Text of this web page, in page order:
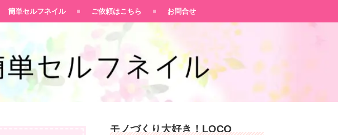
簡単セルフネイル ご依頼はこちら お問合せ
モノづくり大好き！LOCO